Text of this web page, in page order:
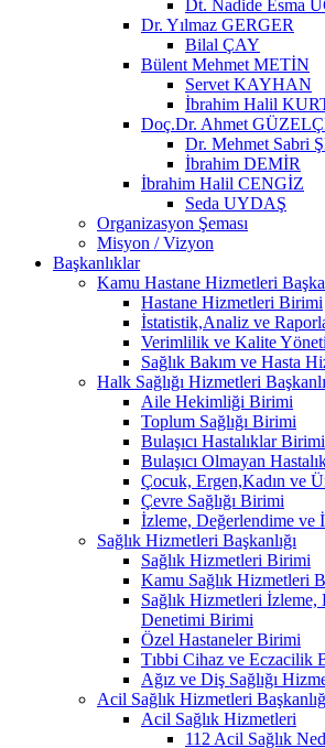
Dt. Nadide Esma
Dr. Yılmaz GERGER
Bilal ÇAY
Bülent Mehmet METİN
Servet KAYHAN
İbrahim Halil
Doç.Dr. Ahmet
Dr. Mehmet Sabri
İbrahim DEMİR
İbrahim Halil CENGİZ
Seda UYDAŞ
Organizasyon Şeması
Misyon / Vizyon
Başkanlıklar
Kamu Hastane Hizmetleri
Hastane Hizmetleri Birimi
İstatistik,Analiz ve
Verimlilik ve Kalite
Sağlık Bakım ve Hasta
Halk Sağlığı Hizmetleri
Aile Hekimliği Birimi
Toplum Sağlığı Birimi
Bulaşıcı Hastalıklar Birimi
Bulaşıcı Olmayan
Çocuk, Ergen,Kadın ve
Çevre Sağlığı Birimi
İzleme, Değerlendime ve
Sağlık Hizmetleri Başkanlığı
Sağlık Hizmetleri Birimi
Kamu Sağlık Hizmetleri
Sağlık Hizmetleri İzleme,
Denetimi Birimi
Özel Hastaneler Birimi
Tıbbi Cihaz ve Eczacilik
Ağız ve Diş Sağlığı
Acil Sağlık Hizmetleri
Acil Sağlık Hizmetleri
112 Acil Sağlık